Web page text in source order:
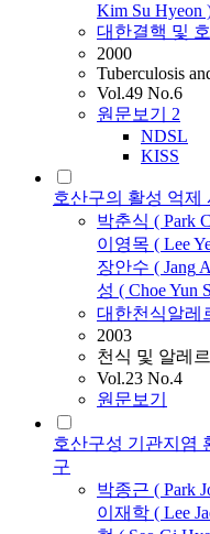
Kim Su Hyeon
대한결핵 및
2000
Tuberculosis
Vol.49 No.6
원문보기 2
NDSL
KISS
호산구의 활성 억제
박춘식 ( Park
이영목 ( Lee
장안수 ( Jang
성 ( Choe Yun
대한천식알레
2003
천식 및 알레르
Vol.23 No.4
원문보기
호산구성 기관지염
구
박종근 ( Park
이재학 ( Lee